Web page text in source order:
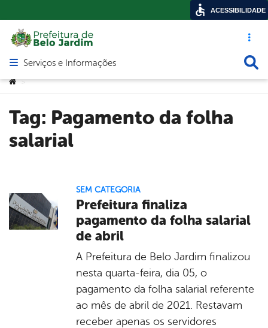
Acesso
Abrir menu principal de navegação
Serviços e Informações
Você está aqui:
>
Tag: Pagamento da folha
salarial
SEM CATEGORIA
Prefeitura finaliza
pagamento da folha salarial
de abril
A Prefeitura de Belo Jardim finalizou
nesta quarta-feira, dia 05, o
pagamento da folha salarial referente
ao mês de abril de 2021. Restavam
receber apenas os servidores
ACESSIBILIDADE